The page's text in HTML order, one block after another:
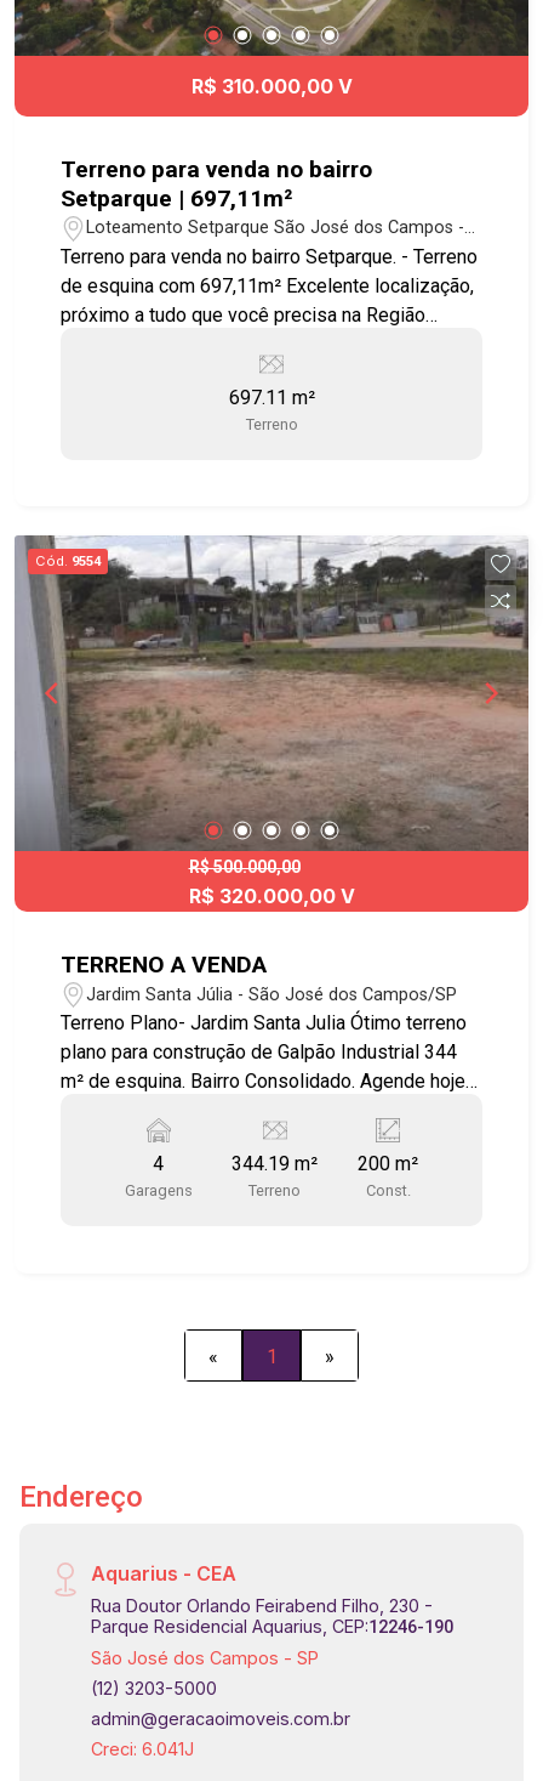
R$ 310.000,00 V
Terreno para venda no bairro
Setparque | 697,11m²
Loteamento Setparque São José dos Campos -
São José dos Campos/SP
Terreno para venda no bairro Setparque. - Terreno
de esquina com 697,11m² Excelente localização,
próximo a tudo que você precisa na Região
planejado com infraestrutura completa e tudo o
que você precisa para ter mais qualidade de vida.
Com terrenos a partir de 200m², o SetParque
para cuidar da saúde, três lindos parques infantis
para recreação em família e um minicampo de
futebol para passar momentos agradáveis com
os amigos, além de uma ciclovia e pista de
caminhada para sentir toda a liberdade que o
bairro vai oferecer. O SetParque está localizado
na região leste de São José dos Campos,
próximo a Rod. Governador Carvalho Pinto e com
fácil acesso pela Estrada do Cajuru. Está próximo
a UBS, farmácias, terminal rodoviário urbano,
mercados, padarias e escolas. Não perca esta
oportunidade e agende agora mesmo sua visita!!!
697.11 m²
Terreno
Cód. 9554
R$ 500.000,00
R$ 320.000,00 V
TERRENO A VENDA
Jardim Santa Júlia - São José dos Campos/SP
Terreno Plano- Jardim Santa Julia Ótimo terreno
plano para construção de Galpão Industrial 344
m² de esquina. Bairro Consolidado. Agende hoje
4
Garagens
344.19 m²
Terreno
200 m²
Const.
« 1 »
Endereço
Aquarius - CEA
Rua Doutor Orlando Feirabend Filho, 230 -
Parque Residencial Aquarius, CEP:12246-190
São José dos Campos - SP
(12) 3203-5000
admin@geracaoimoveis.com.br
Creci: 6.041J